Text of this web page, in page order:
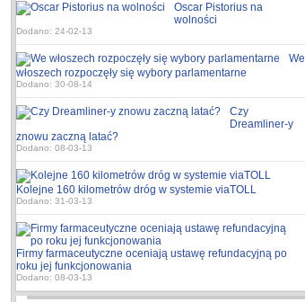
Oscar Pistorius na
wolności
Dodano: 24-02-13
We
włoszech rozpoczęły się wybory parlamentarne
Dodano: 30-08-14
Czy
Dreamliner-y
znowu zaczną latać?
Dodano: 08-03-13
Kolejne 160 kilometrów dróg w systemie viaTOLL
Dodano: 31-03-13
Firmy farmaceutyczne oceniają ustawę refundacyjną po
roku jej funkcjonowania
Dodano: 08-03-13